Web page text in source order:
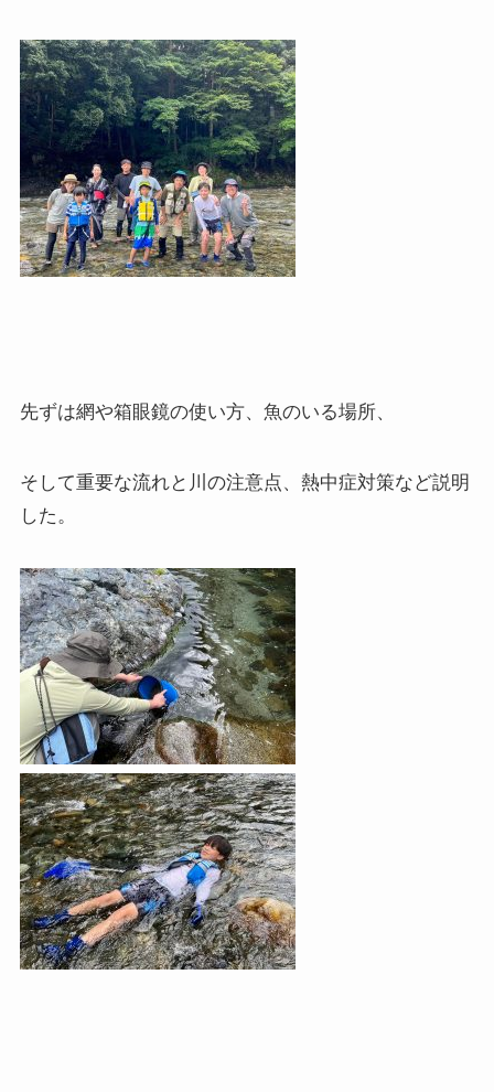
先ずは網や箱眼鏡の使い方、魚のいる場所、
そして重要な流れと川の注意点、熱中症対策など説明
した。